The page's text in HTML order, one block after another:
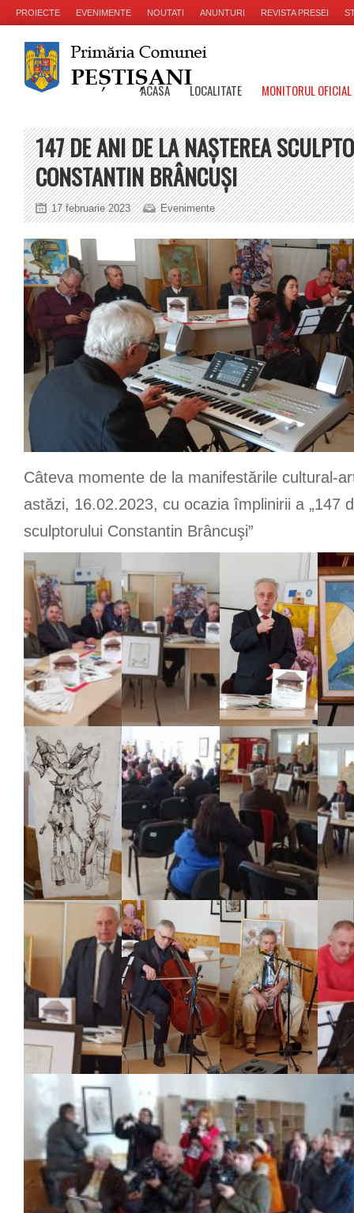
PROIECTE EVENIMENTE NOUTATI ANUNTURI REVISTA PRESEI
ACASA LOCALITATE MONITORUL
147 DE ANI DE LA NAŞTEREA
CONSTANTIN BRÂNCUŞI
17 februarie 2023 Evenimente
Câteva momente de la manifestările cultural-
astăzi, 16.02.2023, cu ocazia împlinirii a „147
sculptorului Constantin Brâncuşi”